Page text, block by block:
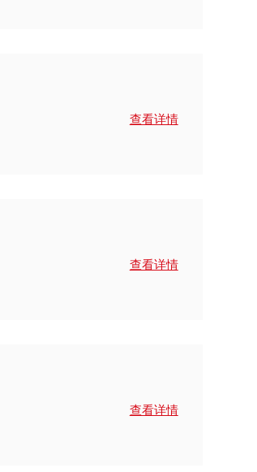
查看详情
查看详情
查看详情